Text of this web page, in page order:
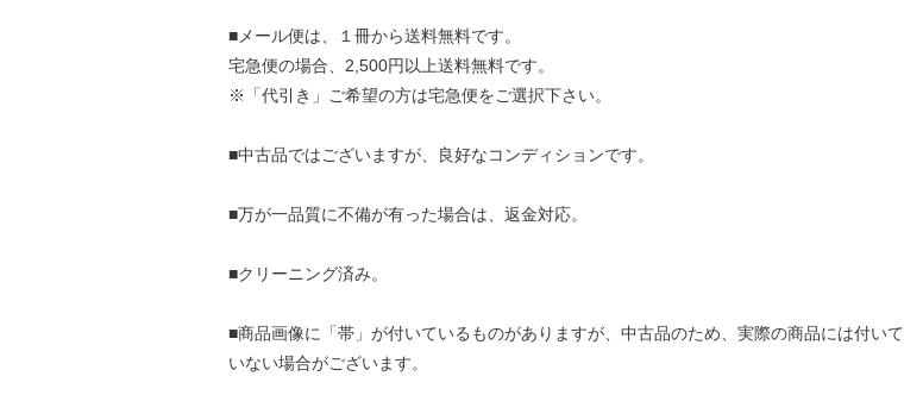
■メール便は、１冊から送料無料です。
宅急便の場合、2,500円以上送料無料です。
※「代引き」ご希望の方は宅急便をご選択下さい。
■中古品ではございますが、良好なコンディションです。
■万が一品質に不備が有った場合は、返金対応。
■クリーニング済み。
■商品画像に「帯」が付いているものがありますが、中古品のため、実際の商品には付いて
いない場合がございます。